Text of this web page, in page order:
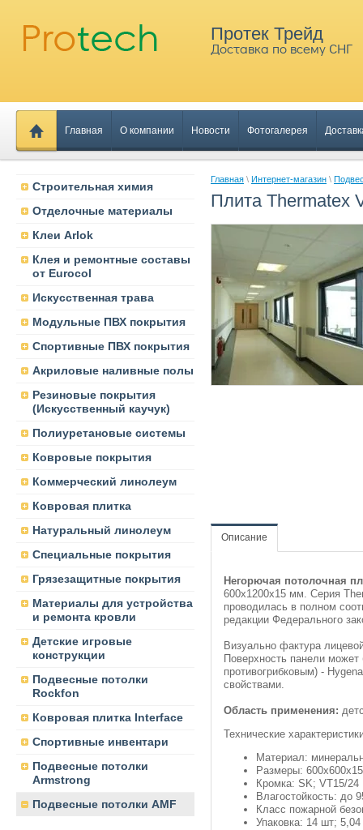
Протек Трейд
Доставка по всему СНГ
Главная О компании Новости Фотогалерея
Строительная химия
Отделочные материалы
Клеи Arlok
Клея и ремонтные составы
от Eurocol
Искусственная трава
Модульные ПВХ покрытия
Спортивные ПВХ покрытия
Акриловые наливные полы
Резиновые покрытия
(Искусственный каучук)
Полиуретановые системы
Ковровые покрытия
Коммерческий линолеум
Ковровая плитка
Натуральный линолеум
Специальные покрытия
Грязезащитные покрытия
Материалы для устройства
и ремонта кровли
Детские игровые
конструкции
Подвесные потолки
Rockfon
Ковровая плитка Interface
Спортивные инвентари
Подвесные потолки
Armstrong
Подвесные потолки AMF
Главная \ Интернет-магазин \
Плита Thermatex
Описание
Негорючая потолочная
600х1200х15 мм. Серия
проводилась в полном
редакции Федерального
Визуально фактура
Поверхность панели
противогрибковым) -
свойствами.
Область применения:
Технические
Материал:
Размеры:
Кромка: SK; VT15/24
Влагостойкость: до
Класс пожарной
Упаковка: 14 шт;